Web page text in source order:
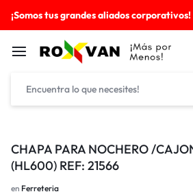
¡Somos tus grandes aliados corporativos!
CHAPA PARA NOCHERO /
(HL600) REF: 21566
en Ferreteria